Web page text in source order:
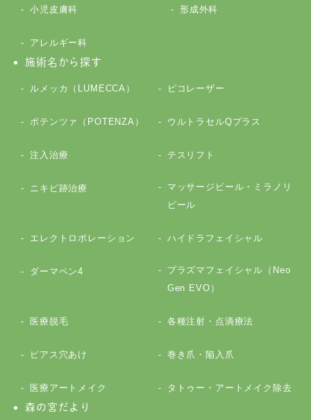
小児皮膚科 形成外科
アレルギー科
施術名から探す
ルメッカ（LUMECCA） ピコレーザー
ポテンツァ（POTENZA） ウルトラセルQプラス
注入治療 テスリフト
ニキビ跡治療
マッサージピール・ミラノリ
ピール
エレクトロポレーション ハイドラフェイシャル
ダーマペン4
プラズマフェイシャル（Neo
Gen EVO）
医療脱毛 各種注射・点滴療法
ピアス穴あけ 巻き爪・陥入爪
医療アートメイク
タトゥー・アートメイク除去
森の宮だより